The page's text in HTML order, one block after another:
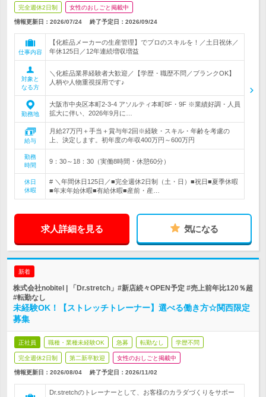
完全週休2日制 女性のおしごと掲載中
情報更新日：2026/07/24 終了予定日： 2026/09/24
仕事内容
【化粧品メーカーの生産管理】でプロのスキルを！／土日祝休／
年休125日／12年連続増収増益
対象と
なる方
＼化粧品業界経験者大歓迎／【学歴・職歴不問／ブランクOK】
人柄や人物重視採用です♪
勤務地
大阪市中央区本町2-3-4 アソルティ本町8F・9F ※業績好調・人員
拡大に伴い、2026年9月に…
給与
月給27万円＋手当＋賞与年2回※経験・スキル・年齢を考慮の
上、決定します。初年度の年収400万円～600万円
勤務
時間
9：30～18：30（実働8時間・休憩60分）
休日
休暇
# ＼年間休日125日／■完全週休2日制（土・日）■祝日■夏季休暇
■年末年始休暇■有給休暇■産前・産…
求人詳細を見る 気になる
新着
株式会社nobitel | 「Dr.stretch」#新店続々OPEN予定 #売上前年比120％超
#転勤なし
未経験OK！【ストレッチトレーナー】選べる働き方☆関西限定
募集
正社員 職種・業種未経験OK 急募 転勤なし 学歴不問
完全週休2日制 第二新卒歓迎 女性のおしごと掲載中
情報更新日：2026/08/04 終了予定日： 2026/11/02
Dr.stretchのトレーナーとして、お客様のカラダづくりをサポー